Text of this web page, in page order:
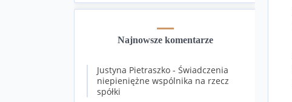
Najnowsze komentarze
Justyna Pietraszko - Świadczenia
niepieniężne wspólnika na rzecz
spółki